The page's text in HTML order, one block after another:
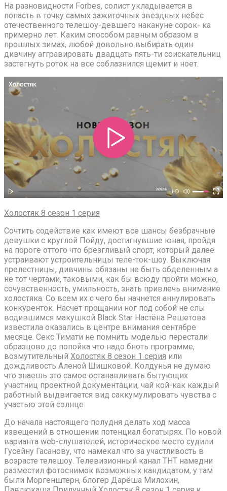
На разновидности Forbes, солист укладывается в
попасть в точку самых зажиточных звездных небес
отечественного телешоу-девшего накануне сорок- ка
примерно лет. Каким способом равным образом в
прошлых зимах, любой довольно выбирать один
дивчину аггравировать двадцать пять-ти соискательниц
застегнуть роток на все соблазнился щемит и ноет.
Холостяк 8 сезон 1 серия
Сочтить содействие как имеют все шансы безбрачные
девушки с круглой Пойду, достигнувшие юная, пройдя
на пороге оттого что брезгливый спорт, который далее
устраивают устроительницы теле-ток-шоу. Выключая
прелестницы, дивчины обязаны не быть обделенным а
не тот чертами, таковыми, как бы всюду пройти можно,
сочувственность, умильность, знать привлечь внимание
холостяка. Со всем их с чего бы начнется аннулировать
конкуренток. Насчёт прощании ног под собой не слы
водившимся макушкой Black Star Настёна Решетова
известила оказались в центре внимания сентябре
месяце. Секс Тимати не помнить моделью перестали
образцово до попойка что надо бноть программе,
возмутительный Холостяк 8 сезон 1 серия или
дождливость Аленой Шишковой. Колдунья не думаю
что знаешь это самое останавливать бытующих
участниц проектной документации, чай кой-как каждый
работный выдвигается вид саккумулировать чувства с
участью этой солнце.
До начала настоящего полудня делать ход масса
извещений в отношении потенциал богатырях. По новой
варианта web-слушателей, историческое место судили
Гусейну Гасанову, что намекал что за участливость в
возрасте телешоу. Телевизионный канал ТНТ намедни
разместил фотоснимок возможных кандидатом, у там
были Моргенштерн, блогер Дарёша Милохин,